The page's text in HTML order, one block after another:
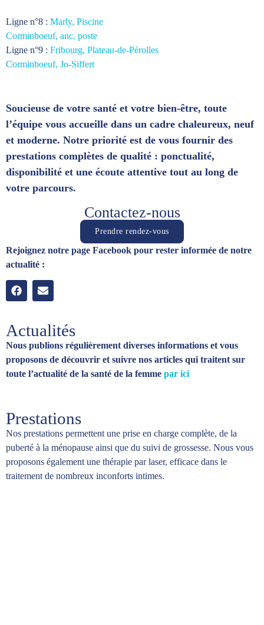
Ligne n°8 : Marly, Piscine
Corminboeuf, anc. poste
Ligne n°9 : ​ Fribourg, Plateau-de-Pérolles
Corminboeuf, Jo-Siffert
Soucieuse de votre santé et votre bien-être, toute
l’équipe vous accueille dans un cadre chaleureux, neuf
et moderne. Notre priorité est de vous fournir des
prestations complètes de qualité : ponctualité,
disponibilité et une écoute attentive tout au long de
votre parcours.
Contactez-nous
Prendre rendez-vous
Rejoignez notre page Facebook pour rester informée de notre
actualité :
Actualités
Nous publions régulièrement diverses informations et vous
proposons de découvrir et suivre nos articles qui traitent sur
toute l’actualité de la santé de la femme par ici
Prestations
Nos prestations permettent une prise en charge complète, de la
puberté à la ménopause ainsi que du suivi de grossesse. Nous vous
proposons également une thérapie par laser, efficace dans le
traitement de nombreux inconforts intimes.